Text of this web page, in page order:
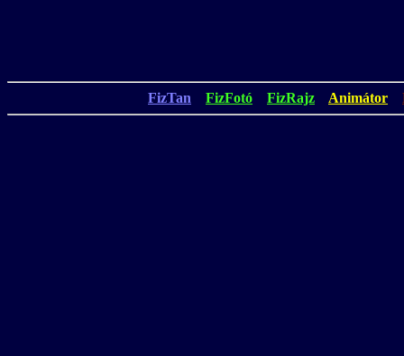
FizTan FizFotó FizRajz Animátor